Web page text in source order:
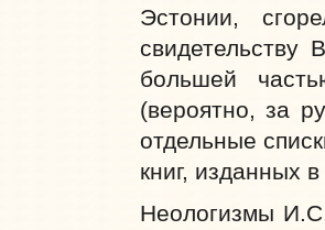
Эстонии,
большей
(вероятно, за
отдельные
книг, изданных
Неологизмы